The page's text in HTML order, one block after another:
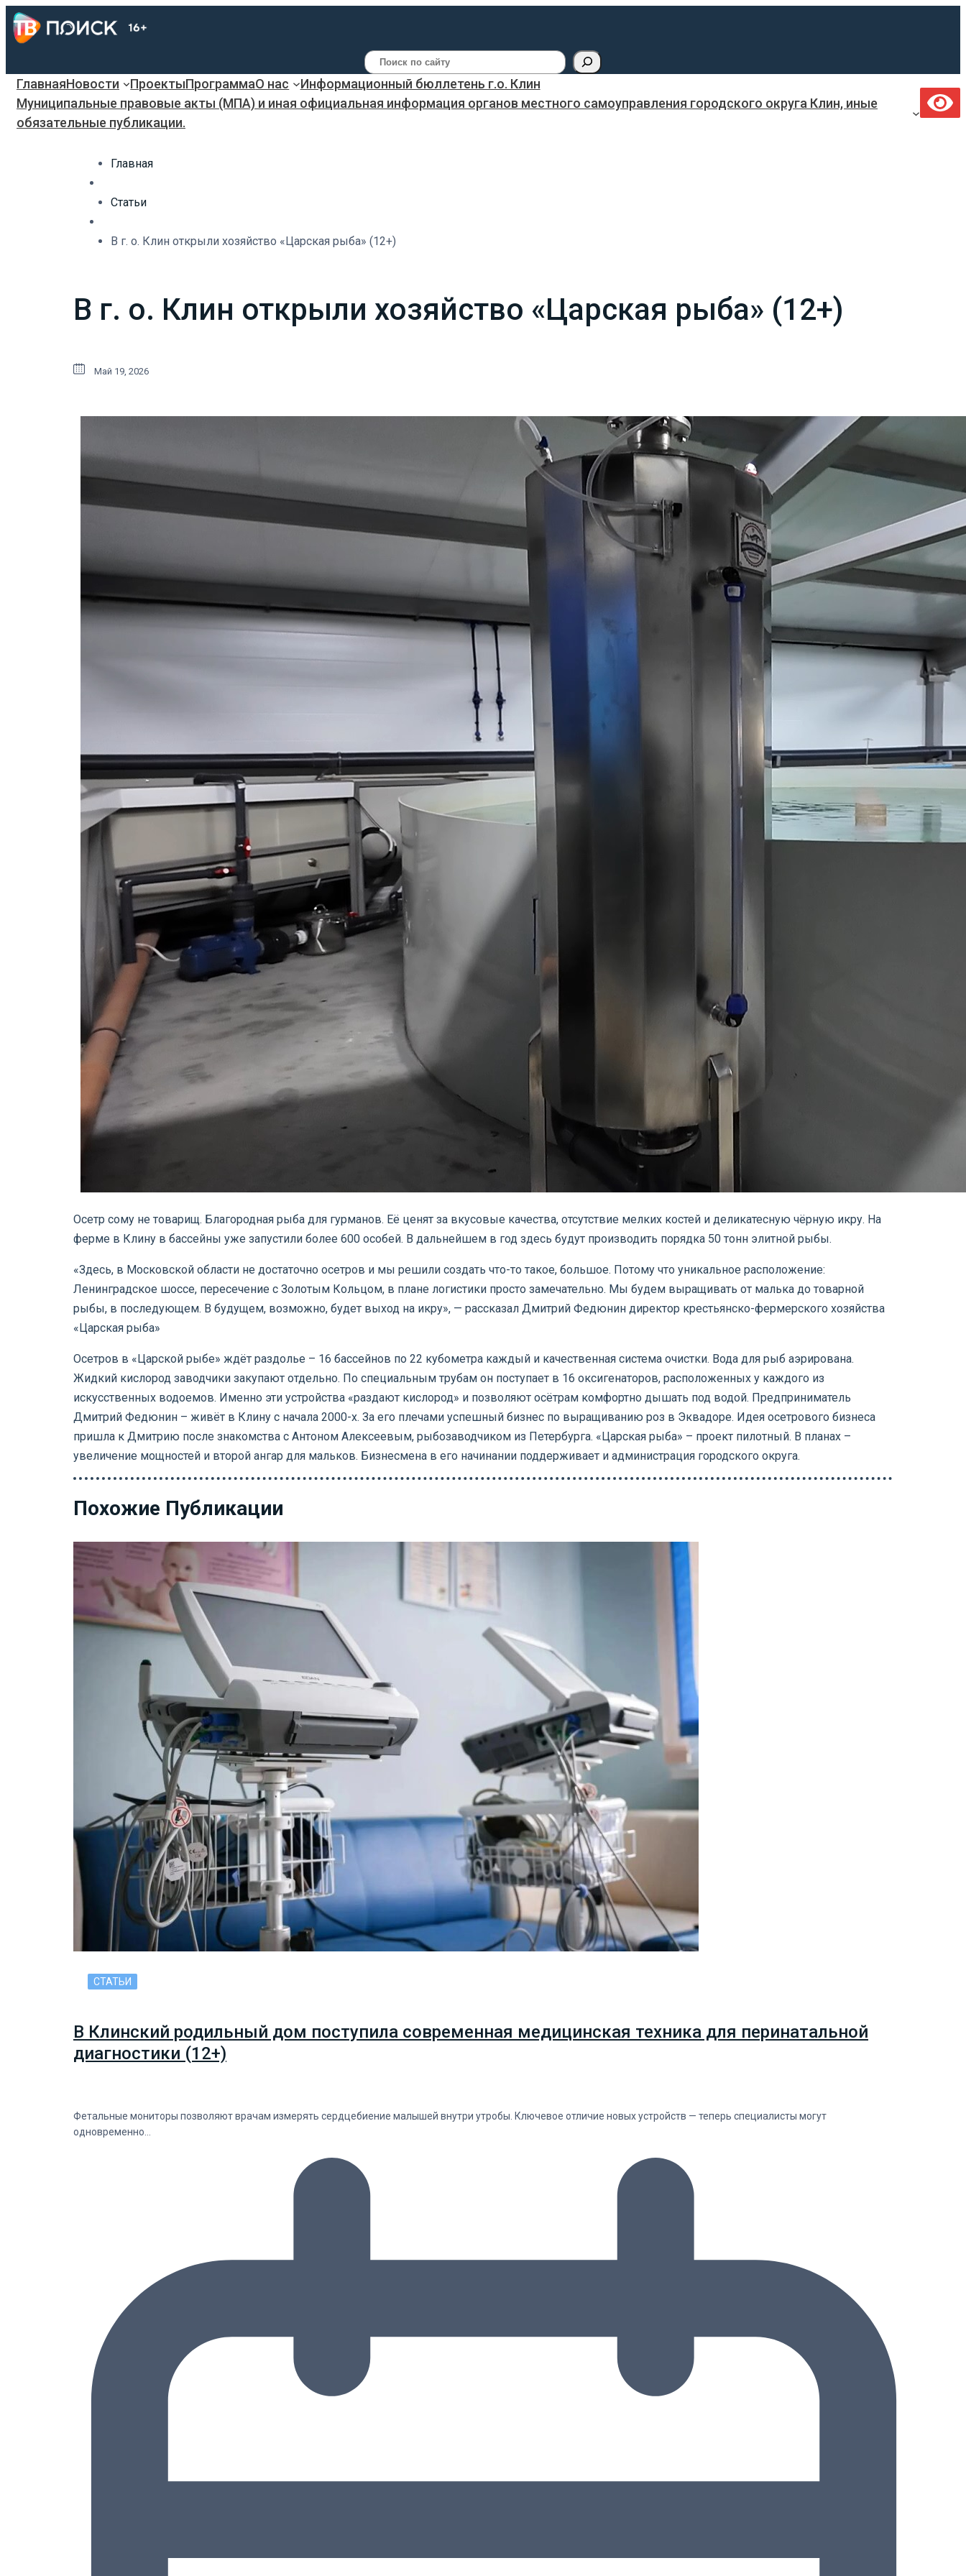
Поиск
ГлавнаяНовости ПроектыПрограммаО нас
Информационный бюллетень г.о. Клин
Муниципальные правовые акты (МПА) и иная официальная информация органов местного самоуправления городского округа Клин, иные
обязательные публикации.
Главная
Статьи
В г. о. Клин открыли хозяйство «Царская рыба» (12+)
В г. о. Клин открыли хозяйство «Царская рыба» (12+)
Май 19, 2026
Осетр сому не товарищ. Благородная рыба для гурманов. Её ценят за вкусовые качества, отсутствие мелких костей и деликатесную чёрную икру. На
ферме в Клину в бассейны уже запустили более 600 особей. В дальнейшем в год здесь будут производить порядка 50 тонн элитной рыбы.
«Здесь, в Московской области не достаточно осетров и мы решили создать что-то такое, большое. Потому что уникальное расположение:
Ленинградское шоссе, пересечение с Золотым Кольцом, в плане логистики просто замечательно. Мы будем выращивать от малька до товарной
рыбы, в последующем. В будущем, возможно, будет выход на икру», — рассказал Дмитрий Федюнин директор крестьянско-фермерского хозяйства
«Царская рыба»
Осетров в «Царской рыбе» ждёт раздолье – 16 бассейнов по 22 кубометра каждый и качественная система очистки. Вода для рыб аэрирована.
Жидкий кислород заводчики закупают отдельно. По специальным трубам он поступает в 16 оксигенаторов, расположенных у каждого из
искусственных водоемов. Именно эти устройства «раздают кислород» и позволяют осётрам комфортно дышать под водой. Предприниматель
Дмитрий Федюнин – живёт в Клину с начала 2000-х. За его плечами успешный бизнес по выращиванию роз в Эквадоре. Идея осетрового бизнеса
пришла к Дмитрию после знакомства с Антоном Алексеевым, рыбозаводчиком из Петербурга. «Царская рыба» – проект пилотный. В планах –
увеличение мощностей и второй ангар для мальков. Бизнесмена в его начинании поддерживает и администрация городского округа.
Похожие Публикации
СТАТЬИ
В Клинский родильный дом поступила современная медицинская техника для перинатальной
диагностики (12+)
Фетальные мониторы позволяют врачам измерять сердцебиение малышей внутри утробы. Ключевое отличие новых устройств — теперь специалисты могут
одновременно…